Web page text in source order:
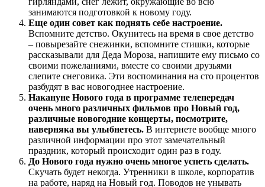
занимаются подготовкой к новому году.
Еще один совет как поднять себе настроение.
Вспомните детство. Окунитесь на время в свое детство
– повырезайте снежинки, вспомните стишки, которые
рассказывали для Деда Мороза, напишите ему письмо со
своими пожеланиями, вместе со своими друзьями
слепите снеговика. Эти воспоминания на сто процентов
разбудят в вас новогоднее настроение.
Накануне Нового года в программе телепередач
очень много различных фильмов про Новый год,
различные новогодние концерты, посмотрите,
наверняка вы улыбнетесь. В интернете вообще много
различной информации про этот замечательный
праздник, который происходит один раз в году.
До Нового года нужно очень многое успеть сделать.
Скучать будет некогда. Утренники в школе, корпоратив
на работе, наряд на Новый год. Поводов не унывать